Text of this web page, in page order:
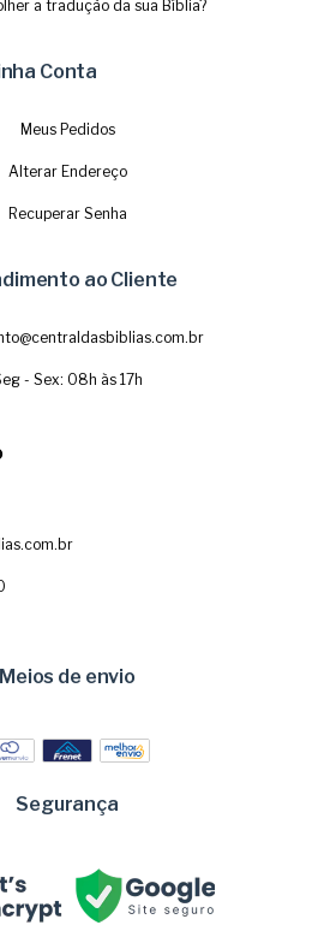
a tradução da sua Bíblia?
Conta
Meus Pedidos
Alterar Endereço
Recuperar Senha
ao Cliente
- Sex: 08h às 17h
Meios de envio
Segurança